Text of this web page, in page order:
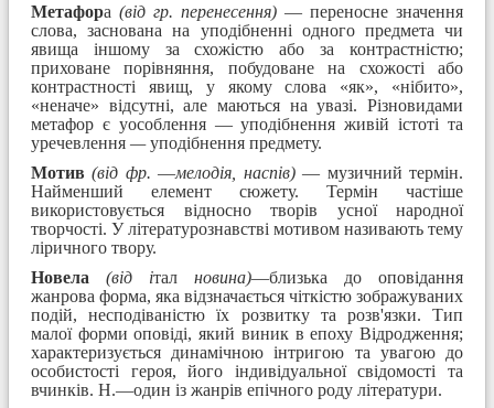
Метафора (від гр. перенесення) — переносне значення
слова, заснована на уподібненні одного предмета чи
явища іншому за схожістю або за контрастністю;
приховане порівняння, побудоване на схожості або
контрастності явищ, у якому слова «як», «нібито»,
«неначе» відсутні, але маються на увазі. Різновидами
метафор є уособлення — уподібнення живій істоті та
уречевлення —уподібнення предмету.
Мотив (від фр.—мелодія, наспів)— музичний термін.
Найменший елемент сюжету. Термін частіше
використовується відносно творів усної народної
творчості. У літературознавстві мотивом називають тему
ліричного твору.
Новела (від італ новина)—близька до оповідання
жанрова форма, яка відзначається чіткістю зображуваних
подій, несподіваністю їх розвитку та розв'язки. Тип
малої форми оповіді, який виник в епоху Відродження;
характеризується динамічною інтригою та увагою до
особистості героя, його індивідуальної свідомості та
вчинків. Н.—один із жанрів епічного роду літератури.